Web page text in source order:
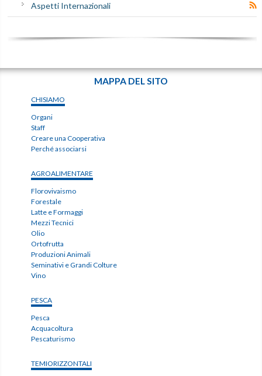
Aspetti Internazionali
MAPPA DEL SITO
CHISIAMO
Organi
Staff
Creare una Cooperativa
Perché associarsi
AGROALIMENTARE
Florovivaismo
Forestale
Latte e Formaggi
Mezzi Tecnici
Olio
Ortofrutta
Produzioni Animali
Seminativi e Grandi Colture
Vino
PESCA
Pesca
Acquacoltura
Pescaturismo
TEMIORIZZONTALI